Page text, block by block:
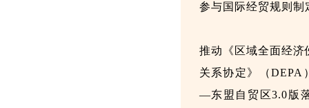
参与国际经贸规则制
推动《区域全面经济
关系协定》（DEPA
—东盟自贸区3.0版